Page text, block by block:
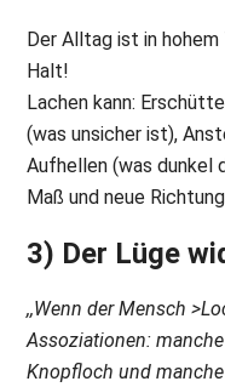
Der Alltag ist in hohem
Halt!
Lachen kann:
(was unsicher ist),
Aufhellen (was dunkel
Maß und neue
3) Der Lüge
,,Wenn der Mensch
Assoziationen:
Knopfloch und manche